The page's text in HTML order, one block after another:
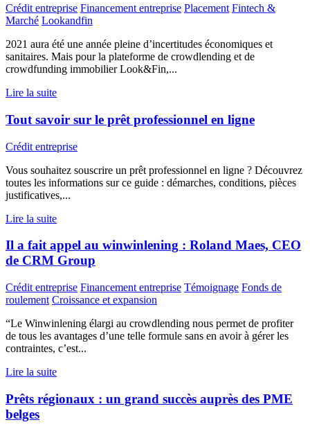
Crédit entreprise Financement entreprise Placement Fintech &
Marché Lookandfin
2021 aura été une année pleine d’incertitudes économiques et
sanitaires. Mais pour la plateforme de crowdlending et de
crowdfunding immobilier Look&Fin,...
Lire la suite
Tout savoir sur le prêt professionnel en ligne
Crédit entreprise
Vous souhaitez souscrire un prêt professionnel en ligne ? Découvrez
toutes les informations sur ce guide : démarches, conditions, pièces
justificatives,...
Lire la suite
Il a fait appel au winwinlening : Roland Maes, CEO
de CRM Group
Crédit entreprise Financement entreprise Témoignage Fonds de
roulement Croissance et expansion
“Le Winwinlening élargi au crowdlending nous permet de profiter
de tous les avantages d’une telle formule sans en avoir à gérer les
contraintes, c’est...
Lire la suite
Prêts régionaux : un grand succès auprès des PME
belges